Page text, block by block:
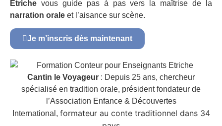
Etriche vous guide pas à pas vers la maîtrise de la
narration orale et l’aisance sur scène.
Je m’inscris dès maintenant
Cantin le Voyageur : Depuis 25 ans, chercheur
spécialisé en tradition orale, président fondateur de
l’Association Enfance & Découvertes
International, formateur au conte traditionnel dans 34